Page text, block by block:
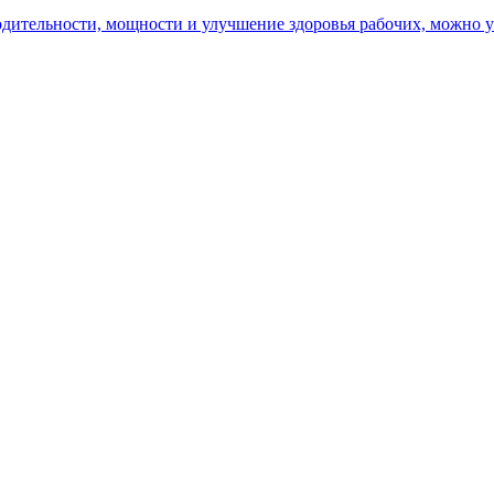
мощности и улучшение здоровья рабочих, можно